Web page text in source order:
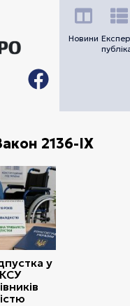
Новини
2136-IX
у